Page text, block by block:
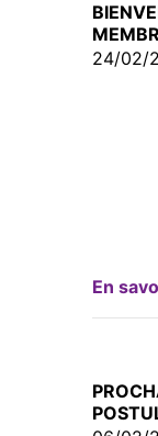
24/02/
En